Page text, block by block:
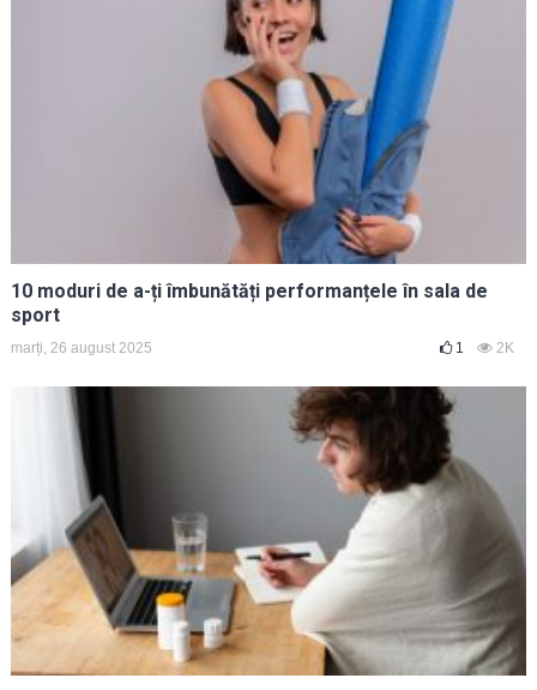
10 moduri de a-ți îmbunătăți performanțele în sala de
sport
marți, 26 august 2025 1 2K